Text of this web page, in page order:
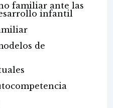
familiar ante las
infantil
de